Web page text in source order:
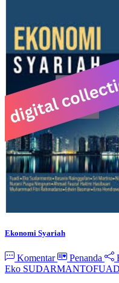
Ekonomi Syariah
Komentar Penanda
Eko SUDARMANTO